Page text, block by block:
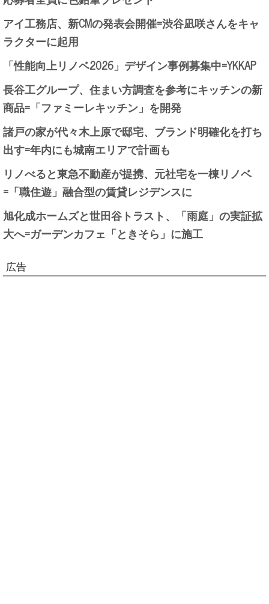
アイ工務店、新CMの発表会開催=渋谷凪咲さんをキャ
ラクターに起用
「性能向上リノベ2026」デザイン事例募集中=YKKAP
長谷工グループ、住まい方調査を参考にキッチンの新
商品=「ファミーレキッチン」を開発
諸戸の家が代々木上原で邸宅、ブランド明確化を打ち
出す=年内にも城南エリアで計画も
リノべると東急不動産が提携、元社宅を一棟リノベ
=「職住遊」融合型の賃貸レジデンスに
旭化成ホームズと世田谷トラスト、「雨庭」の実証拡
大へ=ガーデンカフェ「ときそら」に施工
広告